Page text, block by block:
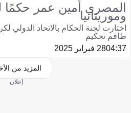
المصري أمين عمر حكمًا
وموريتانيا
طاقم تحكيم
04:3728 فبراير 2025
المزيد من
إعلان